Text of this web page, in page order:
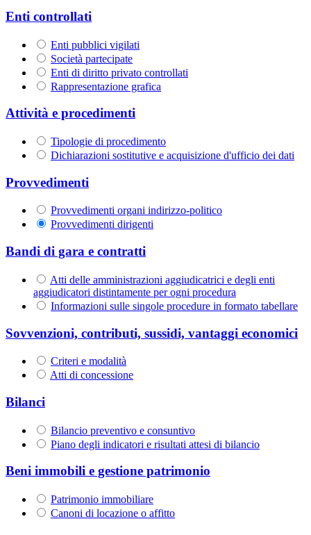
Enti controllati
Enti pubblici vigilati
Società partecipate
Enti di diritto privato controllati
Rappresentazione grafica
Attività e procedimenti
Tipologie di procedimento
Dichiarazioni sostitutive e acquisizione d'ufficio dei dati
Provvedimenti
Provvedimenti organi indirizzo-politico
Provvedimenti dirigenti
Bandi di gara e contratti
Atti delle amministrazioni aggiudicatrici e degli enti
aggiudicatori distintamente per ogni procedura
Informazioni sulle singole procedure in formato tabellare
Sovvenzioni, contributi, sussidi, vantaggi economici
Criteri e modalità
Atti di concessione
Bilanci
Bilancio preventivo e consuntivo
Piano degli indicatori e risultati attesi di bilancio
Beni immobili e gestione patrimonio
Patrimonio immobiliare
Canoni di locazione o affitto